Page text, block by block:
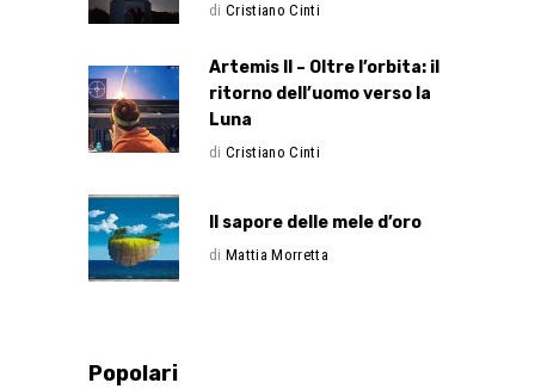
di Cristiano Cinti
Artemis II – Oltre l’orbita: il
ritorno dell’uomo verso la
Luna
di Cristiano Cinti
Il sapore delle mele d’oro
di Mattia Morretta
Popolari